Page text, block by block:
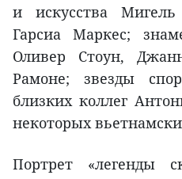
и искусства
Гарсиа Маркес;
Оливер Стоун,
Рамоне; звезды
близких коллег
некоторых
Портрет «легенды